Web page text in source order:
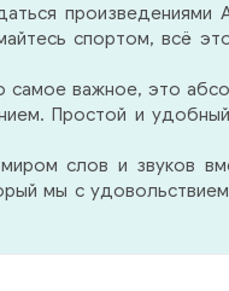
спортом, всё
важное, это
Простой и
слов и звуков
мы с